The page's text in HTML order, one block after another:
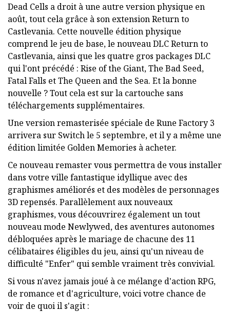
Dead Cells a droit à une autre version physique en
août, tout cela grâce à son extension Return to
Castlevania. Cette nouvelle édition physique
comprend le jeu de base, le nouveau DLC Return to
Castlevania, ainsi que les quatre gros packages DLC
qui l'ont précédé : Rise of the Giant, The Bad Seed,
Fatal Falls et The Queen and the Sea. Et la bonne
nouvelle ? Tout cela est sur la cartouche sans
téléchargements supplémentaires.
Une version remasterisée spéciale de Rune Factory 3
arrivera sur Switch le 5 septembre, et il y a même une
édition limitée Golden Memories à acheter.
Ce nouveau remaster vous permettra de vous installer
dans votre ville fantastique idyllique avec des
graphismes améliorés et des modèles de personnages
3D repensés. Parallèlement aux nouveaux
graphismes, vous découvrirez également un tout
nouveau mode Newlywed, des aventures autonomes
débloquées après le mariage de chacune des 11
célibataires éligibles du jeu, ainsi qu'un niveau de
difficulté "Enfer" qui semble vraiment très convivial.
Si vous n'avez jamais joué à ce mélange d'action RPG,
de romance et d'agriculture, voici votre chance de
voir de quoi il s'agit :